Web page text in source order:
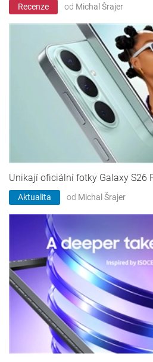
Recenze od Michal Šrajer
Unikají oficiální fotky Galaxy S26
Aktualita od Michal Šrajer